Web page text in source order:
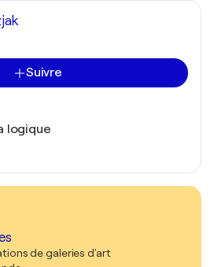
Suivre
logique
de galeries d'art